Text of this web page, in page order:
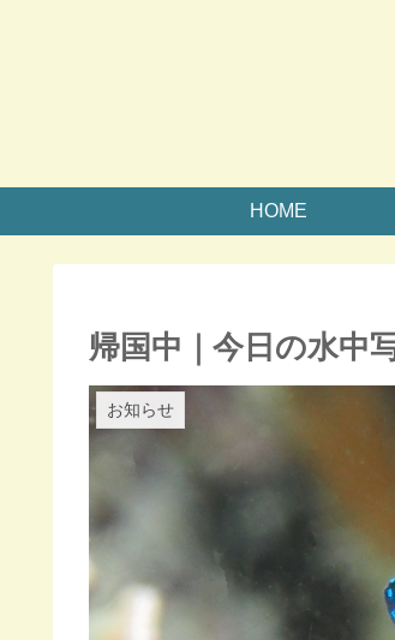
HOME
帰国中｜今日の水中
お知らせ